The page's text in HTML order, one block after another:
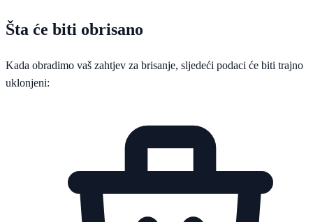
Šta će biti obrisano
Kada obradimo vaš zahtjev za brisanje, sljedeći podaci će biti trajno
uklonjeni: